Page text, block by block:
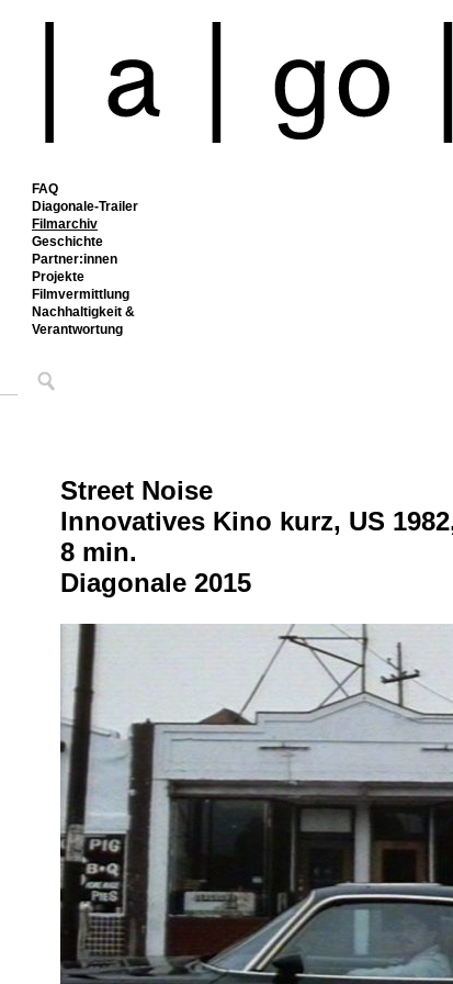
FAQ
Diagonale-Trailer
Filmarchiv
Geschichte
Partner:innen
Projekte
Filmvermittlung
Nachhaltigkeit &
Verantwortung
Street Noise
Innovatives Kino kurz, US
8 min.
Diagonale 2015